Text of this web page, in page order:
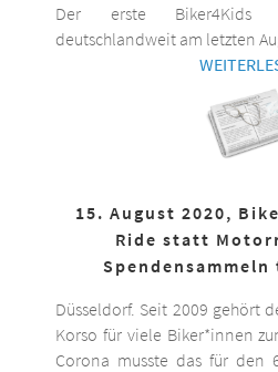
Der erste Biker4Kids
deutschlandweit am letzten
15. August 2020,
Ride statt
Düsseldorf. Seit 2009 gehört
Korso für viele Biker*innen
Corona musste das für den